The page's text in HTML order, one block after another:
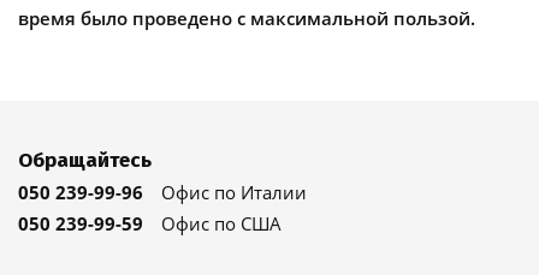
время было проведено с максимальной пользой.
Обращайтесь
050 239-99-96
Офис по Италии
050 239-99-59
Офис по США